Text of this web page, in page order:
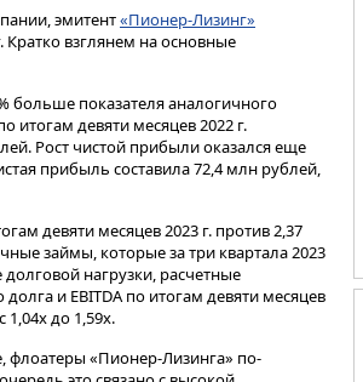
эмитент«Пионер-Лизинг»
взглянем на основные
больше показателя аналогичного
девяти месяцев 2022 г.
Рост чистой прибыли оказался еще
прибыль составила 72,4 млн рублей,
девяти месяцев 2023 г. против 2,37
займы, которые за три квартала 2023
нагрузки, расчетные
и EBITDA по итогам девяти месяцев
1,04х до 1,59х.
флоатеры «Пионер-Лизинга» по-